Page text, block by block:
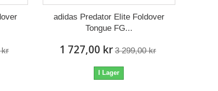
kr
adidas Predator Elite Foldover
Tongue FG...
1 727,00 kr 3 299,00 kr
I Lager